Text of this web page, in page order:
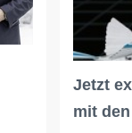
Jetzt
mit